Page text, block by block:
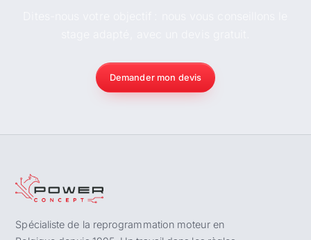
Demander mon devis
Spécialiste de la reprogrammation moteur en